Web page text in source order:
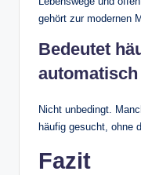
gehört zur modernen
Bedeutet
Nicht unbedingt.
häufig gesucht, ohne
Fazit